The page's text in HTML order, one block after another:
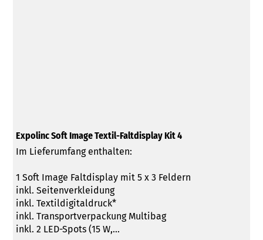
Expolinc Soft Image Textil-Faltdisplay Kit 4
Im Lieferumfang enthalten:
1 Soft Image Faltdisplay mit 5 x 3 Feldern
inkl. Seitenverkleidung
inkl. Textildigitaldruck*
inkl. Transportverpackung Multibag
inkl. 2 LED-Spots (15 W,...